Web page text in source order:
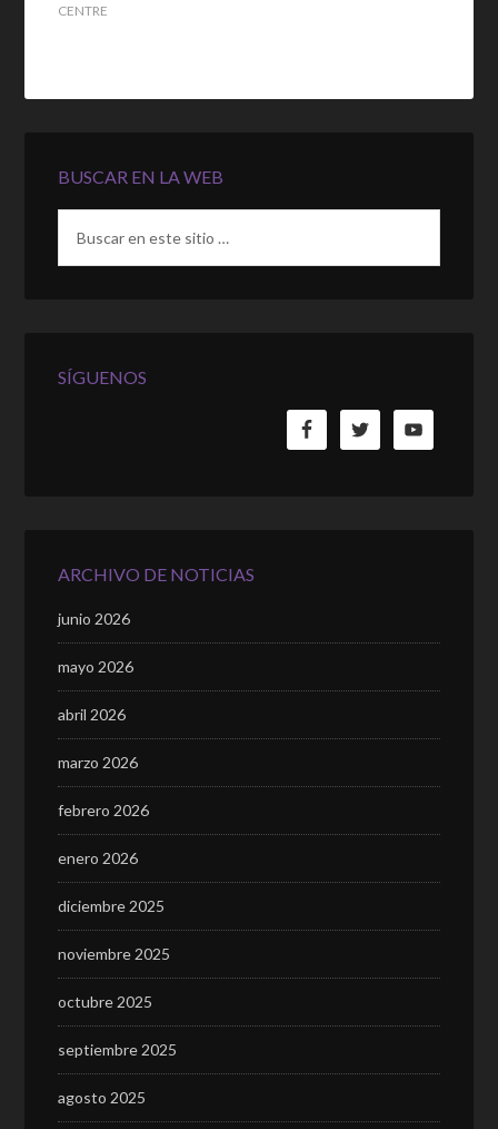
CENTRE
BUSCAR EN LA WEB
SÍGUENOS
ARCHIVO DE NOTICIAS
junio 2026
mayo 2026
abril 2026
marzo 2026
febrero 2026
enero 2026
diciembre 2025
noviembre 2025
octubre 2025
septiembre 2025
agosto 2025